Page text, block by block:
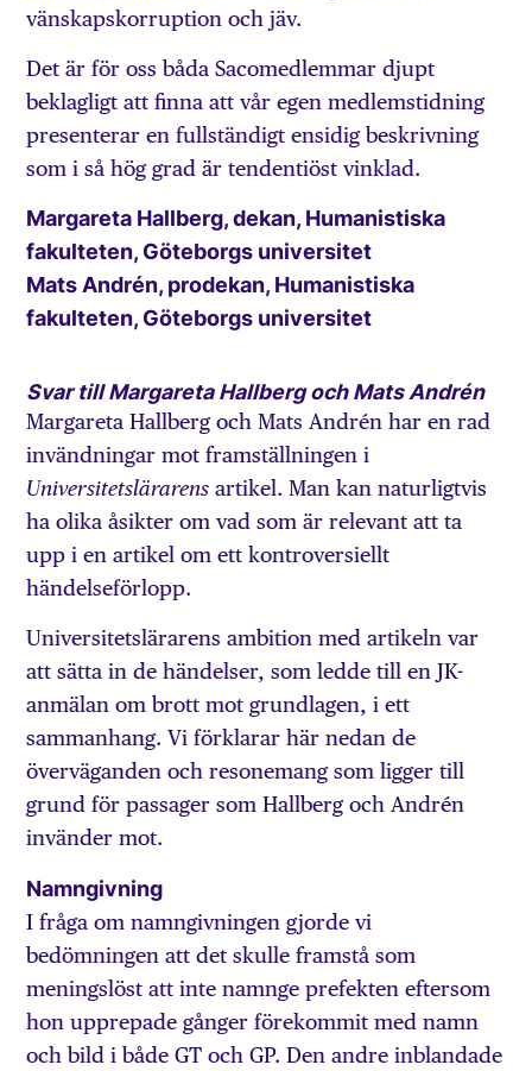
vänskapskorruption och jäv.
Det är för oss båda Sacomedlemmar djupt
beklagligt att finna att vår egen medlemstidning
presenterar en fullständigt ensidig beskrivning
som i så hög grad är tendentiöst vinklad.
Margareta Hallberg, dekan, Humanistiska
fakulteten, Göteborgs universitet
Mats Andrén, prodekan, Humanistiska
fakulteten, Göteborgs universitet
Svar till Margareta Hallberg och Mats Andrén
Margareta Hallberg och Mats Andrén har en rad
invändningar mot framställningen i
Universitetslärarens artikel. Man kan naturligtvis
ha olika åsikter om vad som är relevant att ta
upp i en artikel om ett kontroversiellt
händelseförlopp.
Universitetslärarens ambition med artikeln var
att sätta in de händelser, som ledde till en JK-
anmälan om brott mot grundlagen, i ett
sammanhang. Vi förklarar här nedan de
överväganden och resonemang som ligger till
grund för passager som Hallberg och Andrén
invänder mot.
Namngivning
I fråga om namngivningen gjorde vi
bedömningen att det skulle framstå som
meningslöst att inte namnge prefekten eftersom
hon upprepade gånger förekommit med namn
och bild i både GT och GP. Den andre inblandade